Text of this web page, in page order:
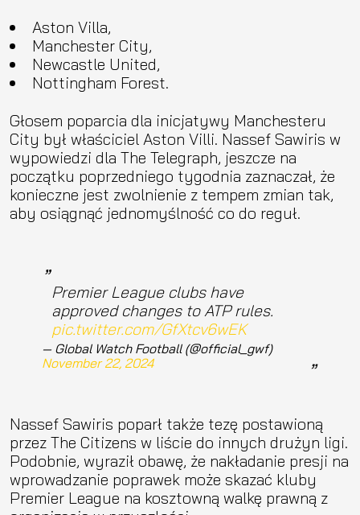
Aston Villa,
Manchester City,
Newcastle United,
Nottingham Forest.
Głosem poparcia dla inicjatywy Manchesteru
City był właściciel Aston Villi. Nassef Sawiris w
wypowiedzi dla The Telegraph, jeszcze na
początku poprzedniego tygodnia zaznaczał, że
konieczne jest zwolnienie z tempem zmian tak,
aby osiągnąć jednomyślność co do reguł.
Premier League clubs have
approved changes to ATP rules.
pic.twitter.com/GfXtcv6wEK
— Global Watch Football (@official_gwf)
November 22, 2024
Nassef Sawiris poparł także tezę postawioną
przez The Citizens w liście do innych drużyn ligi.
Podobnie, wyraził obawę, że nakładanie presji na
wprowadzanie poprawek może skazać kluby
Premier League na kosztowną walkę prawną z